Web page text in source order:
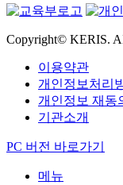
Copyright© KERIS.
이용약관
개인정보처리
개인정보 재동
기관소개
PC 버전 바로가기
메뉴